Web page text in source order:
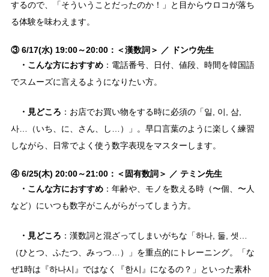
するので、「そういうことだったのか！」と目からウロコが落ち
る体験を味わえます。
③ 6/17(水) 19:00～20:00：＜漢数詞＞ ／ ドンウ先生
・こんな方におすすめ：電話番号、日付、値段、時間を韓国語
でスムーズに言えるようになりたい方。
・見どころ ：お店でお買い物をする時に必須の「일, 이, 삼,
사…（いち、に、さん、し…）」。早口言葉のように楽しく練習
しながら、日常でよく使う数字表現をマスターします。
④ 6/25(木) 20:00～21:00：＜固有数詞＞ ／ テミン先生
・こんな方におすすめ：年齢や、モノを数える時（〜個、〜人
など）にいつも数字がこんがらがってしまう方。
・見どころ ：漢数詞と混ざってしまいがちな「하나, 둘, 셋…
（ひとつ、ふたつ、みっつ…）」を重点的にトレーニング。「な
ぜ1時は『하나시』ではなく『한시』になるの？」といった素朴